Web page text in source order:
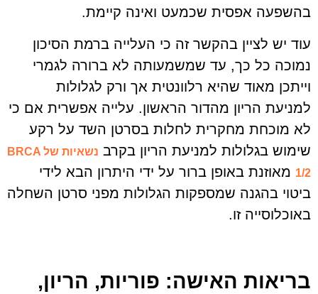
בהשפעה אפסית שכמעט ואינה קיימת.
עוד יש לציין בהקשר זה כי העלייה ברמת הסיכון
נמוכה כל כך, עד שמשמעותה לא ברורה לגמרי
וייתכן מאוד שהיא רלוונטית אך ורק לגלולות
למניעת הריון מהדור הראשון. עלייה אפשרית אם כי
לא מוכחת מחקרית לחלות בסרטן השד על רקע
שימוש בגלולות למניעת הריון בקרב
נשאיות של BRCA
1/2 מאוזנת באופן ברור על ידי היתרון הבא לידי
ביטוי בהגנה שמספקות הגלולות מפני סרטן השחלה
באוכלוסייה זו.
בריאות האישה: פוריות, הריון,